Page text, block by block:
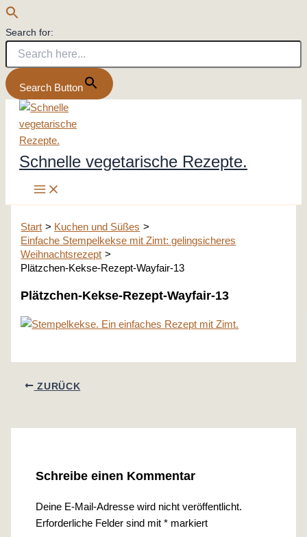
Search for:
Search Button
Zum
Inhalt
springen
Schnelle vegetarische Rezepte.
Start
Kuchen und Süßes
Einfache Stempelkekse mit Zimt: gelingsicheres
Weihnachtsrezept
Plätzchen-Kekse-Rezept-Wayfair-13
Plätzchen-Kekse-Rezept-Wayfair-13
ZURÜCK
Schreibe einen Kommentar
Deine E-Mail-Adresse wird nicht veröffentlicht.
Erforderliche Felder sind mit* markiert